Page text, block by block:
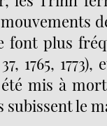
font plus
37, 1765,
mis à
le